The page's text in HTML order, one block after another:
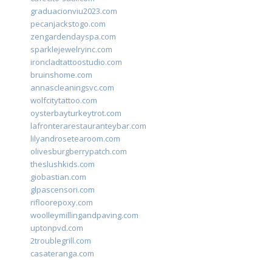
graduacionviu2023.com
pecanjackstogo.com
zengardendayspa.com
sparklejewelryinc.com
ironcladtattoostudio.com
bruinshome.com
annascleaningsvc.com
wolfcitytattoo.com
oysterbayturkeytrot.com
lafronterarestauranteybar.com
lilyandrosetearoom.com
olivesburgberrypatch.com
theslushkids.com
giobastian.com
glpascensori.com
rifloorepoxy.com
woolleymillingandpaving.com
uptonpvd.com
2troublegrill.com
casateranga.com